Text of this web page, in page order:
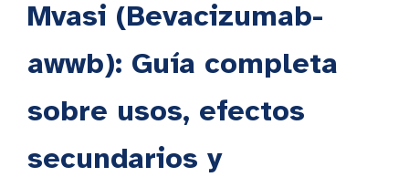
Mvasi (Bevacizumab-
awwb): Guía completa
sobre usos, efectos
secundarios y